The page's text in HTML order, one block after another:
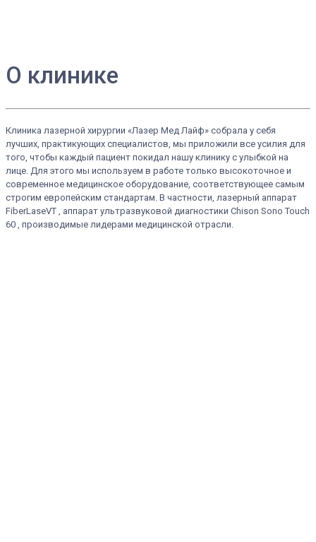
О клинике
Клиника лазерной хирургии «Лазер Мед Лайф» собрала у себя
лучших, практикующих специалистов, мы приложили все усилия для
того, чтобы каждый пациент покидал нашу клинику с улыбкой на
лице. Для этого мы используем в работе только высокоточное и
современное медицинское оборудование, соответствующее самым
строгим европейским стандартам. В частности, лазерный аппарат
FiberLaseVT , аппарат ультразвуковой диагностики Chison Sono Touch
60 , производимые лидерами медицинской отрасли.